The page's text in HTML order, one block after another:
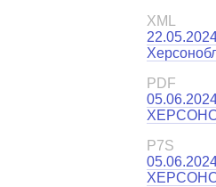
XML
PDF
P7S